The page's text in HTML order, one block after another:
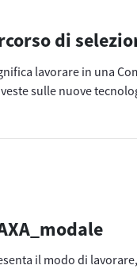
di
lavorare in una
sulle nuove
il modo di